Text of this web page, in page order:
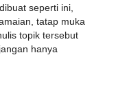
seperti ini,
tatap muka
topik tersebut
hanya